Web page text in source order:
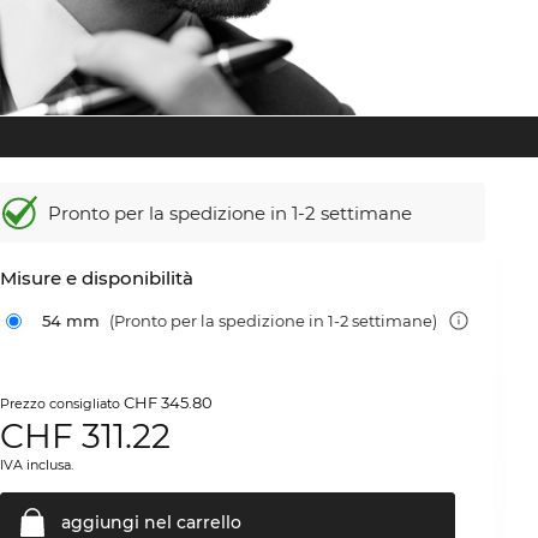
Pronto per la spedizione in 1-2 settimane
Misure e disponibilità
54 mm (Pronto per la spedizione in 1-2 settimane)
Prezzo consigliatoCHF 345.80
CHF311.22
IVA inclusa.
aggiungi nel carrello